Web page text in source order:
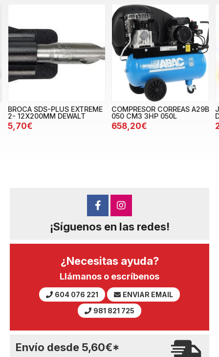
BROCA SDS-PLUS EXTREME
2- 12X200MM DEWALT
5,70€
COMPRESOR CORREAS A29B
050 CM3 3HP 050L
658,20€
¡Síguenos en las redes!
¿Necesitas ayuda?
Llámanos o escríbenos
604 076 221
ENVIAR EMAIL
981 821 725
Envío desde 5,60€*